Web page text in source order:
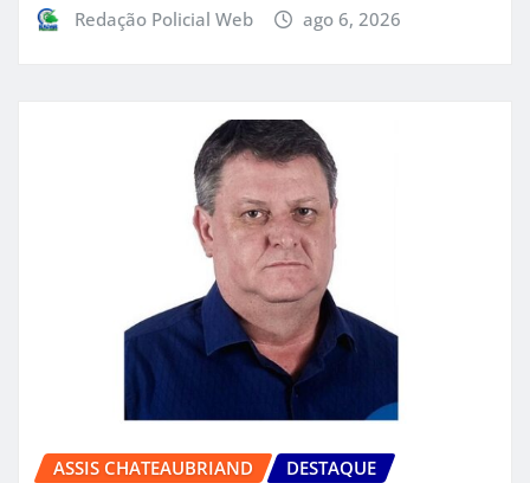
Redação Policial Web ago 6, 2026
ASSIS CHATEAUBRIAND DESTAQUE